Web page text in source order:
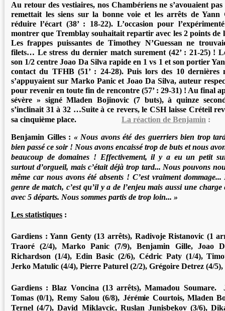
Au retour des vestiaires, nos Chambériens ne s’avouaient
remettait les siens sur la bonne voie et les arrêts de Yann
réduire l’écart (38’ : 18-22). L’occasion pour
montrer que Tremblay souhaitait repartir avec les 2 points de
Les frappes puissantes de Timothey N’Guessan ne
filets… Le stress du dernier match surement (42’ : 21-25) !
son 1/2 centre Joao Da Silva rapide en 1 vs 1 et son portier
contact du TFHB (51’ : 24-28). Puis lors des 10 dernières
s’appuyaient sur Marko Panic et Joao Da Silva, auteur
pour revenir en toute fin de rencontre (57’ : 29-31) ! Au final
sévère » signé Mladen Bojinovic (7 buts), à quinze
s’inclinait 31 à 32 …Suite à ce revers, le CSH laisse Créteil
sa cinquième place.
La réaction de Benjamin :
Benjamin Gilles : «Nous avons été des guerriers bien trop
bien passé ce soir ! Nous avons encaissé trop de buts et nous
beaucoup de domaines ! Effectivement, il y a eu un petit
surtout d’orgueil, mais c’était déjà trop tard... Nous pouvons
même car nous avons été absents ! C’est vraiment
genre de match, c’est qu’il y a de l’enjeu mais aussi une
avec 5 départs. Nous sommes partis de trop loin... »
Les statistiques :
Gardiens : Yann Genty (13 arrêts), Radivoje Ristanovic (1
Traoré (2/4), Marko Panic (7/9), Benjamin Gille, Joao
Richardson (1/4), Edin Basic (2/6), Cédric Paty (1/4),
Jerko Matulic (4/4), Pierre Paturel (2/2), Grégoire Detrez (4/
Gardiens : Blaz Voncina (13 arrêts), Mamadou Soumare.
Tomas (0/1), Remy Salou (6/8), Jérémie Courtois, Mladen
Ternel (4/7), David Miklavcic, Ruslan Junisbekov (3/6),